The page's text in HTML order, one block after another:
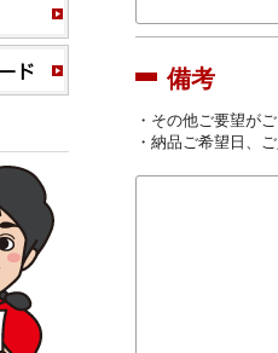
備考
・その他ご要望が
・納品ご希望日、